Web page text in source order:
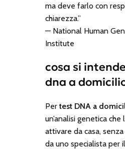
ma deve farlo con
chiarezza.”
— National Human
Institute
cosa si
dna a
Pertest DNA a
un’analisi genetica
attivare da casa,
da uno specialista per